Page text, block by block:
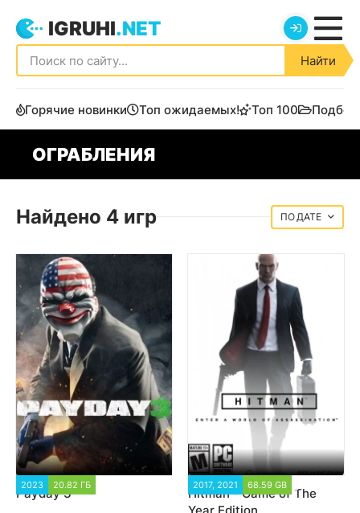
IGRUHI.NET
Найти
Горячие новинки Топ ожидаемых! Топ 100
ОГРАБЛЕНИЯ
Найдено 4 игр ДАТЕ
2023 20.82 ГБ
Payday 3
2017, 2021 68.59 GB
Hitman - Game of The